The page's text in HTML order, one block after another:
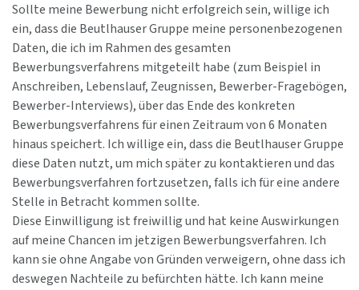
(1) Kontaktdaten (Vor- und Nachname, Adresse)
(2) Kommunikationsdaten (Telefonnummer, Mobilnummer,
Faxnummer, Email-Adresse, Kommunikationssprache)
(3) Persönliche Daten (Geburtsdatum, Geburtsort,
Staatsangehörigkeit, Familienstand, Geschlecht)
(4) Tätigkeitsbezogene und persönliche Daten (gewünschter
Arbeitsort und Arbeitszeit Verfügbarkeit, Gehaltswunsch, Umzugs-
und Reisebereitschaft, Arbeitserlaubnis)
(5) Qualifikationsdaten (Schulabschluss, Ausbildung/Studium,
Sprachbekenntnisse und berufliche Fähigkeiten)
(6) Daten über die Beurteilung und Bewertung im
Bewerbungsverfahren
Sollte meine Bewerbung nicht erfolgreich sein, willige ich
ein, dass die Beutlhauser Gruppe meine personenbezogenen
Daten, die ich im Rahmen des gesamten
Bewerbungsverfahrens mitgeteilt habe (zum Beispiel in
Anschreiben, Lebenslauf, Zeugnissen, Bewerber-Fragebögen,
Bewerber-Interviews), über das Ende des konkreten
Bewerbungsverfahrens für einen Zeitraum von 6 Monaten
hinaus speichert. Ich willige ein, dass die Beutlhauser Gruppe
diese Daten nutzt, um mich später zu kontaktieren und das
Bewerbungsverfahren fortzusetzen, falls ich für eine andere
Stelle in Betracht kommen sollte.
Diese Einwilligung ist freiwillig und hat keine Auswirkungen
auf meine Chancen im jetzigen Bewerbungsverfahren. Ich
kann sie ohne Angabe von Gründen verweigern, ohne dass ich
deswegen Nachteile zu befürchten hätte. Ich kann meine